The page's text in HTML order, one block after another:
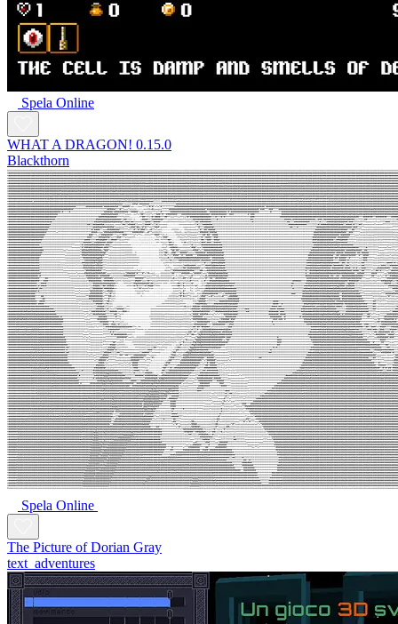
Spela Online
WHAT A DRAGON! 0.15.0
Blackthorn
Spela Online
The Picture of Dorian Gray
text_adventures